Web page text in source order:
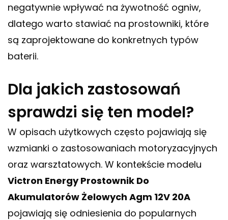
negatywnie wpływać na żywotność ogniw,
dlatego warto stawiać na prostowniki, które
są zaprojektowane do konkretnych typów
baterii.
Dla jakich zastosowań
sprawdzi się ten model?
W opisach użytkowych często pojawiają się
wzmianki o zastosowaniach motoryzacyjnych
oraz warsztatowych. W kontekście modelu
Victron Energy Prostownik Do
Akumulatorów Żelowych Agm 12V 20A
pojawiają się odniesienia do popularnych